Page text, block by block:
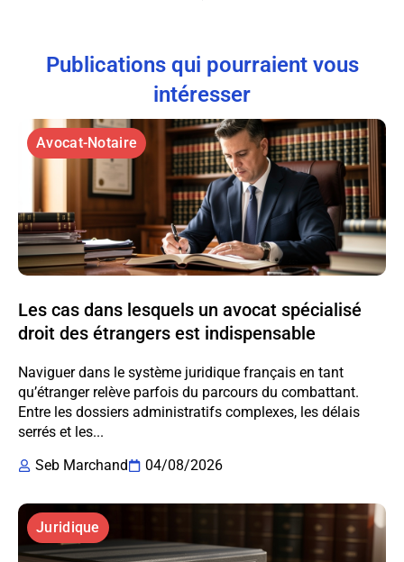
Publications qui pourraient vous
intéresser
Avocat-Notaire
Les cas dans lesquels un avocat spécialisé
droit des étrangers est indispensable
Naviguer dans le système juridique français en tant
qu’étranger relève parfois du parcours du combattant.
Entre les dossiers administratifs complexes, les délais
serrés et les...
Seb Marchand
04/08/2026
Juridique